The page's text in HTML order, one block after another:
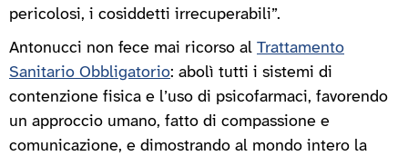
pericolosi, i cosiddetti irrecuperabili”.
Antonucci non fece mai ricorso al Trattamento
Sanitario Obbligatorio: abolì tutti i sistemi di
contenzione fisica e l’uso di psicofarmaci, favorendo
un approccio umano, fatto di compassione e
comunicazione, e dimostrando al mondo intero la